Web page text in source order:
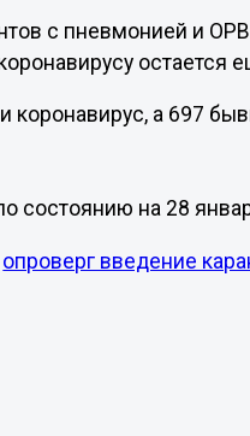
с пневмонией и
остается
коронавирус, а 697
состоянию на 28
опроверг введение